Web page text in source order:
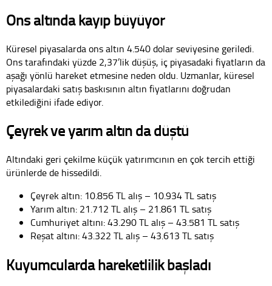
Ons altında kayıp büyüyor
Küresel piyasalarda ons altın 4.540 dolar seviyesine geriledi.
Ons tarafındaki yüzde 2,37’lik düşüş, iç piyasadaki fiyatların da
aşağı yönlü hareket etmesine neden oldu. Uzmanlar, küresel
piyasalardaki satış baskısının altın fiyatlarını doğrudan
etkilediğini ifade ediyor.
Çeyrek ve yarım altın da düştü
Altındaki geri çekilme küçük yatırımcının en çok tercih ettiği
ürünlerde de hissedildi.
Çeyrek altın: 10.856 TL alış – 10.934 TL satış
Yarım altın: 21.712 TL alış – 21.861 TL satış
Cumhuriyet altını: 43.290 TL alış – 43.581 TL satış
Reşat altını: 43.322 TL alış – 43.613 TL satış
Kuyumcularda hareketlilik başladı